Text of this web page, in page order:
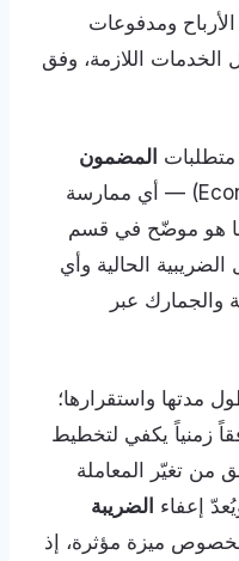
ومدفوعات
الخدمات اللازمة، وفق
المضمون
(Economic Substance) — أي ممارسة
هو موضّح في قسم
الضريبية الحالية وأي
والجمارك عبر
مدتها واستقرارها؛
زمنياً يكفي لتخطيط
من تغيّر المعاملة
إعفاء الضريبة
ميزة مؤثرة، إذ